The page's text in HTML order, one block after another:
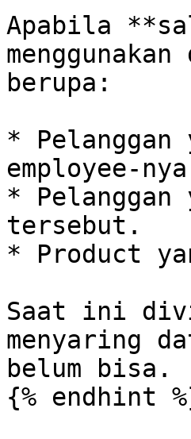
Apabila
berupa:
*
employee-
*
tersebut.
* Product
Saat ini
menyaring
belum bisa.
{% endhint